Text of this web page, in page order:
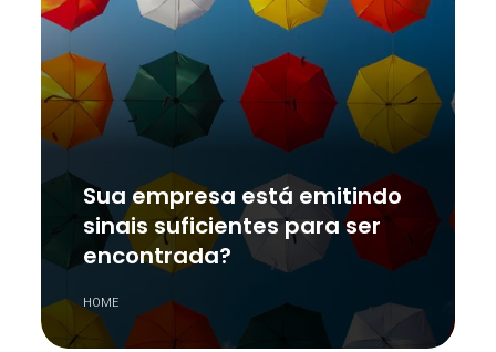
Sua empresa está emitindo
sinais suficientes para ser
encontrada?
HOME